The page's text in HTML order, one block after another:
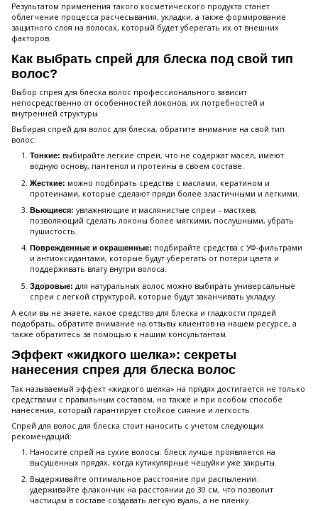
Результатом применения такого косметического продукта станет
облегчение процесса расчесывания, укладки, а также формирование
защитного слоя на волосах, который будет уберегать их от внешних
факторов.
Как выбрать спрей для блеска под свой тип
волос?
Выбор спрея для блеска волос профессионального зависит
непосредственно от особенностей локонов, их потребностей и
внутренней структуры.
Выбирая спрей для волос для блеска, обратите внимание на свой тип
волос:
Тонкие: выбирайте легкие спреи, что не содержат масел, имеют
водную основу, пантенол и протеины в своем составе.
Жесткие: можно подбирать средства с маслами, кератином и
протеинами, которые сделают пряди более эластичными и легкими.
Вьющиеся: увлажняющие и маслянистые спреи – мастхев,
позволяющий сделать локоны более мягкими, послушными, убрать
пушистость.
Поврежденные и окрашенные: подбирайте средства с УФ-фильтрами
и антиоксидантами, которые будут уберегать от потери цвета и
поддерживать влагу внутри волоса.
Здоровые: для натуральных волос можно выбирать универсальные
спреи с легкой структурой, которые будут заканчивать укладку.
А если вы не знаете, какое средство для блеска и гладкости прядей
подобрать, обратите внимание на отзывы клиентов на нашем ресурсе, а
также обратитесь за помощью к нашим консультантам.
Эффект «жидкого шелка»: секреты
нанесения спрея для блеска волос
Так называемый эффект «жидкого шелка» на прядях достигается не только
средствами с правильным составом, но также и при особом способе
нанесения, который гарантирует стойкое сияние и легкость.
Спрей для волос для блеска стоит наносить с учетом следующих
рекомендаций:
Наносите спрей на сухие волосы: блеск лучше проявляется на
высушенных прядях, когда кутикулярные чешуйки уже закрыты.
Выдерживайте оптимальное расстояние при распылении:
удерживайте флакончик на расстоянии до 30 см, что позволит
частицам в составе создавать легкую вуаль, а не пленку.